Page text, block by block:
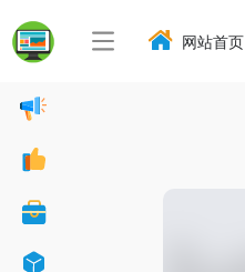
网站首页